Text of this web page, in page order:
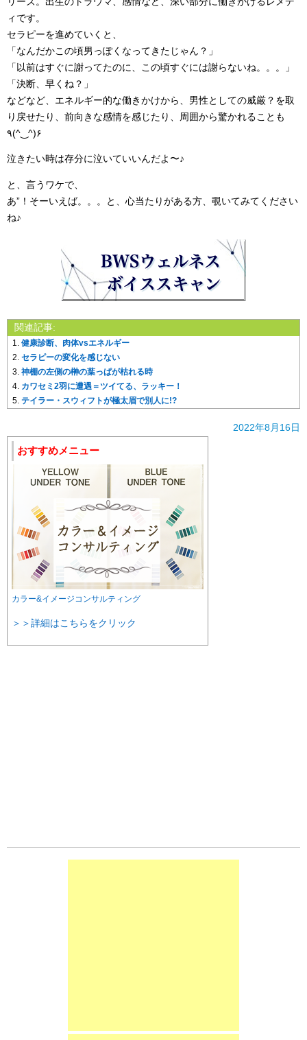
ィです。
セラピーを進めていくと、
「なんだかこの頃男っぽくなってきたじゃん？」
「以前はすぐに謝ってたのに、この頃すぐには謝らないね。。。」
「決断、早くね？」
などなど、エネルギー的な働きかけから、男性としての威厳？を取
り戻せたり、前向きな感情を感じたり、周囲から驚かれることも
٩(^‿^)۶
泣きたい時は存分に泣いていいんだよ〜♪
と、言うワケで、
あ”！そーいえば。。。と、心当たりがある方、覗いてみてください
ね♪
関連記事:
健康診断、肉体vsエネルギー
セラピーの変化を感じない
神棚の左側の榊の葉っぱが枯れる時
カワセミ2羽に遭遇＝ツイてる、ラッキー！
テイラー・スウィフトが極太眉で別人に!?
2022年8月16日
おすすめメニュー
カラー&イメージコンサルティング
＞＞詳細はこちらをクリック